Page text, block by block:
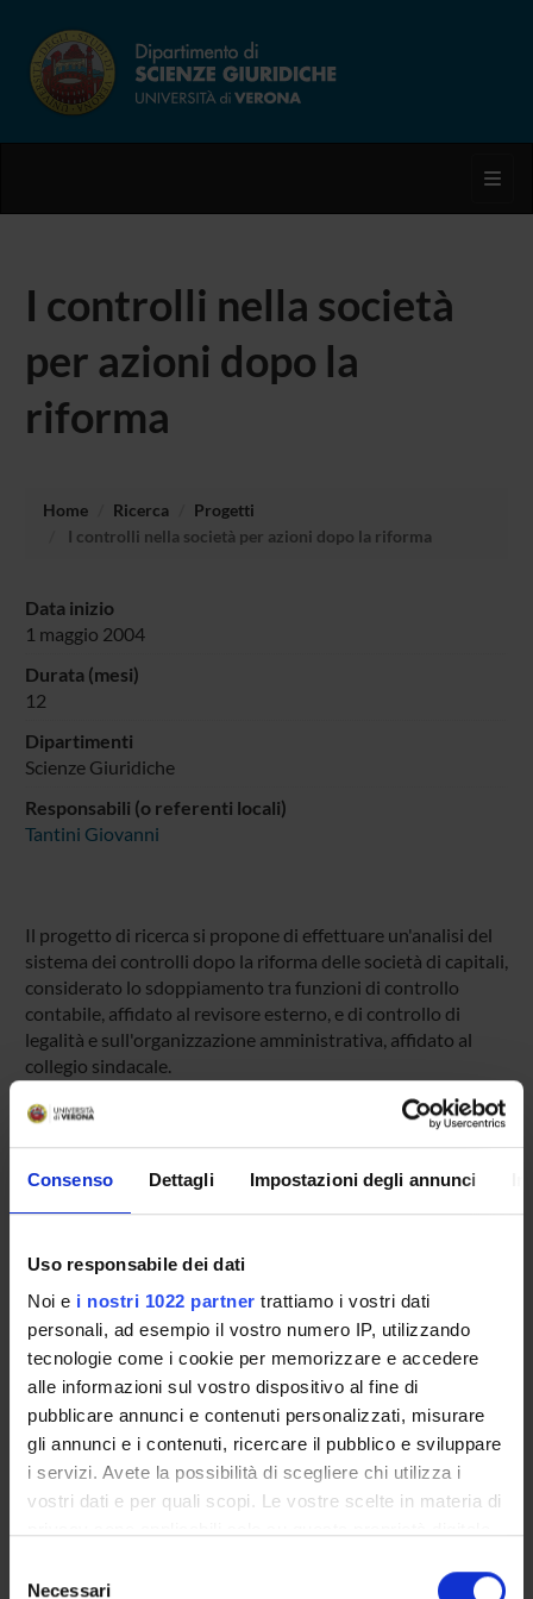
Consenso Dettagli Impostazioni degli annunci
Uso responsabile dei dati
Noi e i nostri 1022 partner trattiamo i vostri dati
personali, ad esempio il vostro numero IP, utilizzando
tecnologie come i cookie per memorizzare e accedere
alle informazioni sul vostro dispositivo al fine di
pubblicare annunci e contenuti personalizzati, misurare
gli annunci e i contenuti, ricercare il pubblico e sviluppare
i servizi. Avete la possibilità di scegliere chi utilizza i
vostri dati e per quali scopi. Le vostre scelte in materia di
modificare o revocare il proprio consenso in qualsiasi
delNecessari
I controlli nella società
per azioni dopo la
riforma
Home Ricerca
Progetti
I controlli nella società per azioni dopo la riforma
Data inizio
1 maggio 2004
Durata (mesi)
12
Dipartimenti
Scienze Giuridiche
Responsabili (o referenti locali)
Tantini Giovanni
Il progetto di ricerca si propone di effettuare un'analisi del
sistema dei controlli dopo la riforma delle società di capitali,
considerato lo sdoppiamento tra funzioni di controllo
contabile, affidato al revisore esterno, e di controllo di
legalità e sull'organizzazione amministrativa, affidato al
collegio sindacale.
sistemi amministrativi alternativi (sistema dualista e
monista).
Finanziamento:assegnato e gestito dal Dipartimento
PARTECIPANTI AL PROGETTO
Giovanni Tantini